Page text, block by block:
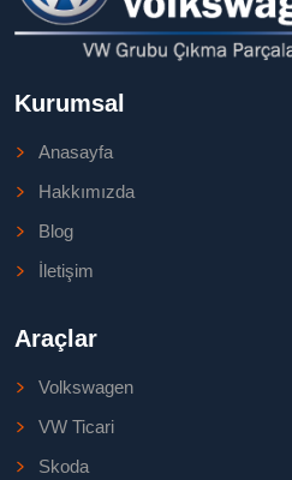
Kurumsal
Anasayfa
Hakkımızda
Blog
İletişim
Araçlar
Volkswagen
VW Ticari
Skoda